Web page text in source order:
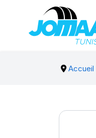
Accueil